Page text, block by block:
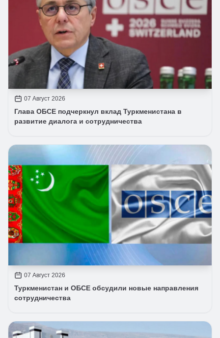
07 Август 2026
Глава ОБСЕ подчеркнул вклад Туркменистана в
развитие диалога и сотрудничества
07 Август 2026
Туркменистан и ОБСЕ обсудили новые направления
сотрудничества